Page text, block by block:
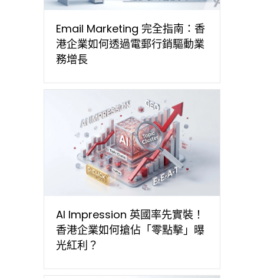
Email Marketing 完全指南：香
港企業如何透過電郵行銷驅動業
務增長
AI Impression 英國率先實裝！
香港企業如何搶佔「零點擊」曝
光紅利？